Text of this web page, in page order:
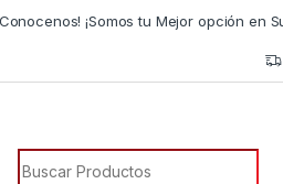
¡Somos tu Mejor opción en
Búsqueda de: